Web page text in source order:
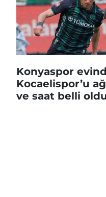
Konyaspor
Kocaelispor’u
ve saat belli